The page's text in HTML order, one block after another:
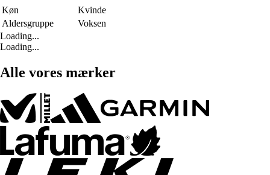
Køn
Kvinde
Aldersgruppe
Voksen
Loading...
Loading...
Alle vores mærker